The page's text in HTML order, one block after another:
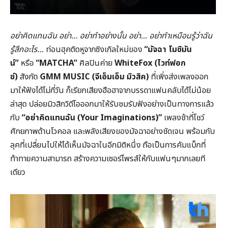
อย่าคิดแทนฉัน อย่า… อย่าทำอย่างนั้น อย่า… อย่าทำเหมือนรู้ว่าฉัน
รู้สึกอะไร… ท่อนฮุคติดหูจากซิงเกิลใหม่ของ “มัจฉา โมซิมัน
น์” หรือ “MATCHA” ศิลปินค่ายWhiteFox (ไวท์ฟอก
ซ์)สังกัด GMM MUSIC (จีเอ็มเอ็ม มิวสิค) ที่เพิ่งส่งเพลงออก
มาให้ฟังได้ไม่กี่วัน ก็เรียกเสียงฮือฮาจากบรรดาแฟนคลับได้ไม่น้อย
ล่าสุด ปล่อยมิวสิกวิดีโอออกมาให้รับชมรับฟังอย่างเป็นทางการแล้ว
กับ“อย่าคิดแทนฉัน (Your Imaginations)” เพลงช้าที่โชว์
ศักยภาพด้านโวคอล และพลังเสียงของมัจฉาอย่างชัดเจน พร้อมกับ
ลุคที่เปลี่ยนไปให้ได้เห็นมัจฉาในอีกมิติหนึ่ง ถือเป็นการคัมแบ็กที่
ท้าทายความสามารถ สร้างความเซอร์ไพรส์ให้กับแฟนๆมากเลยที
เดียว